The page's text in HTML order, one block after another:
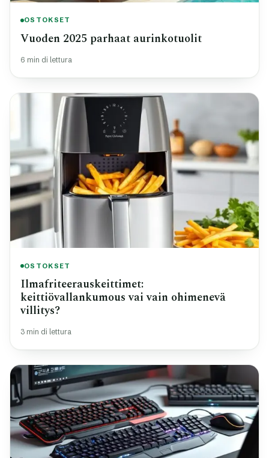
OSTOKSET
Vuoden 2025 parhaat aurinkotuolit
6 min di lettura
OSTOKSET
Ilmafriteerauskeittimet:
keittiövallankumous vai vain ohimenevä
villitys?
3 min di lettura